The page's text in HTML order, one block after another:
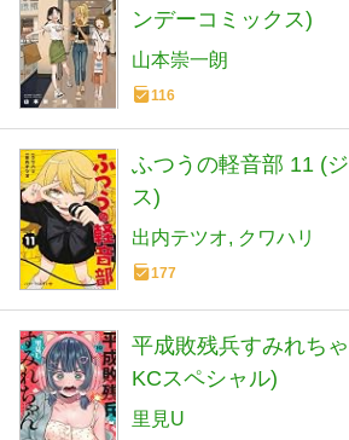
ンデーコミックス)
山本崇一朗
116
ふつうの軽音部 11 (
ス)
出内テツオ クワハリ
177
平成敗残兵すみれち
KCスペシャル)
里見U